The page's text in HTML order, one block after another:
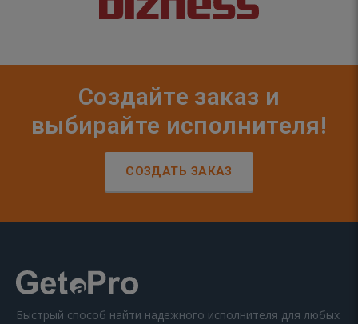
Создайте заказ и
выбирайте исполнителя!
СОЗДАТЬ ЗАКАЗ
Быстрый способ найти надежного исполнителя для любых